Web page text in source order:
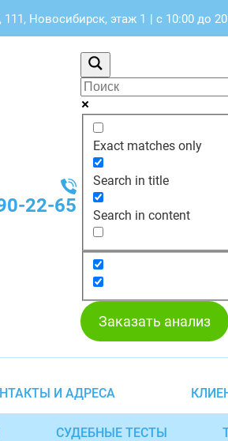
111, Новосибирск, этаж 1 | с 10:00 до
22-65
Exact matches only
Search in title
Search in content
Заказать анализ
И АДРЕСА
СУДЕБНЫЕ ТЕСТЫ